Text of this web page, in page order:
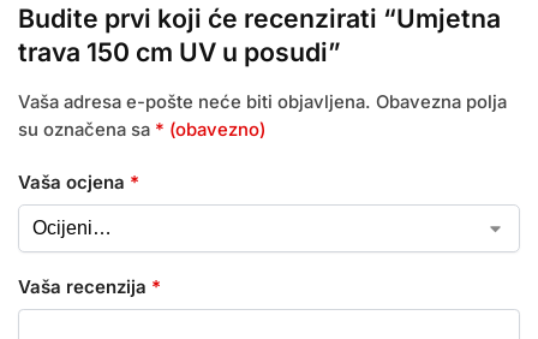
Budite prvi koji će recenzirati “Umjetna
trava 150 cm UV u posudi”
Vaša adresa e-pošte neće biti objavljena. Obavezna polja
su označena sa * (obavezno)
Vaša ocjena *
Vaša recenzija *